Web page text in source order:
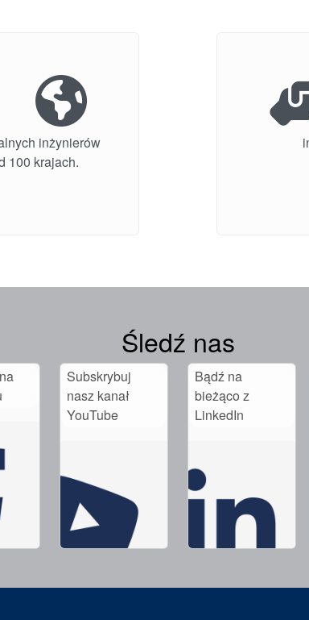
inżynierów
100 krajach.
Śledź nas
Subskrybuj
nasz kanał
YouTube
Bądź na
bieżąco z
LinkedIn